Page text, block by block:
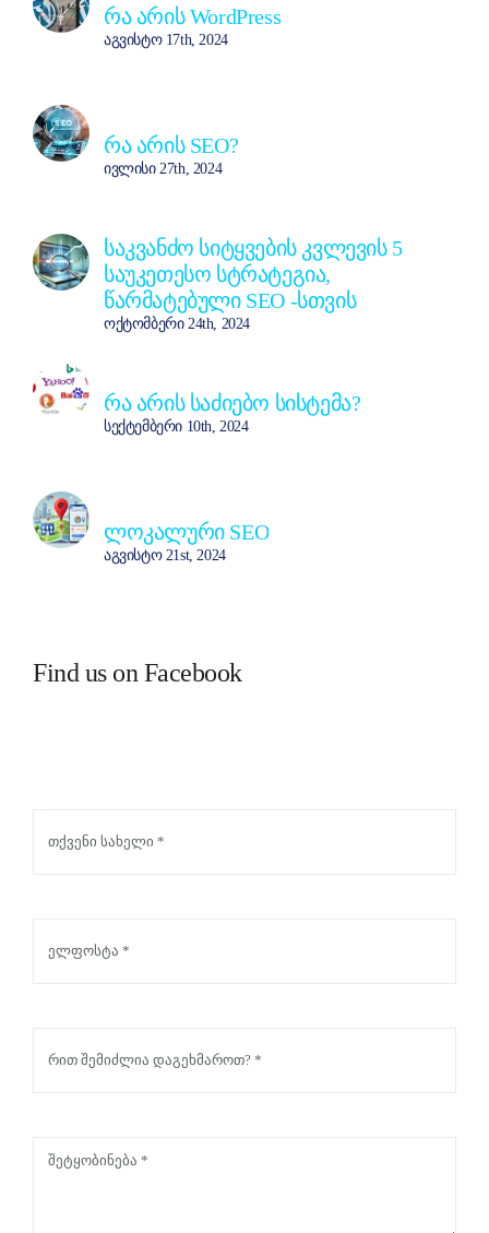
რა არის WordPress
აგვისტო 17th, 2024
რა არის SEO?
ივლისი 27th, 2024
საკვანძო სიტყვების კვლევის 5
საუკეთესო სტრატეგია,
წარმატებული SEO -სთვის
ოქტომბერი 24th, 2024
რა არის საძიებო სისტემა?
სექტემბერი 10th, 2024
ლოკალური SEO
აგვისტო 21st, 2024
Find us on Facebook